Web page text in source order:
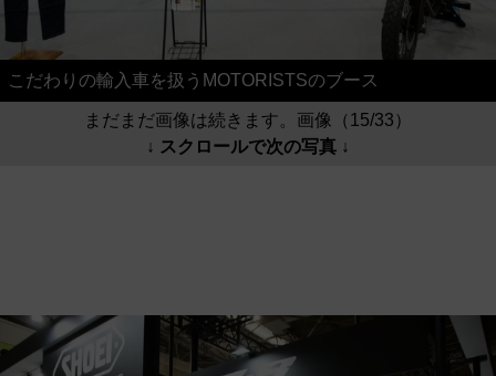
こだわりの輸入車を扱うMOTORISTSのブース
まだまだ画像は続きます。画像（15/33）
↓ スクロールで次の写真 ↓